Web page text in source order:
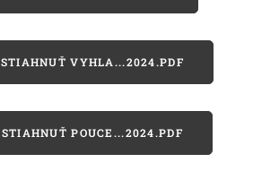
STIAHNUŤ VYHLA...2024.PDF
STIAHNUŤ POUCE...2024.PDF